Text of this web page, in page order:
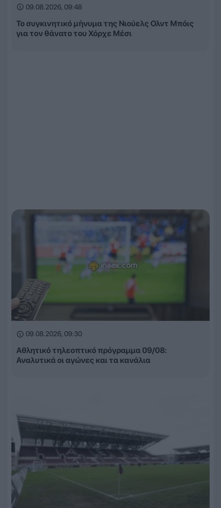
09.08.2026, 09:48
Το συγκινητικό μήνυμα της Νιούελς Ολντ Μπόις
για τον θάνατο του Χόρχε Μέσι
09.08.2026, 09:30
Αθλητικό τηλεοπτικό πρόγραμμα 09/08:
Αναλυτικά οι αγώνες και τα κανάλια